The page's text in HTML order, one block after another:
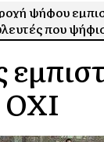
ψήφου
που
ΟΧΙ